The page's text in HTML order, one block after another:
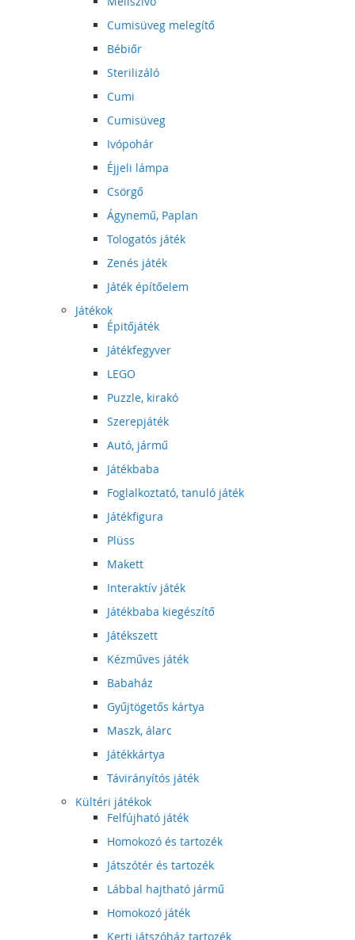
Cumisüveg melegítő
Bébiőr
Sterilizáló
Cumi
Cumisüveg
Ivópohár
Éjjeli lámpa
Csörgő
Ágynemű, Paplan
Tologatós játék
Zenés játék
Játék építőelem
Játékok
Épitőjáték
Játékfegyver
LEGO
Puzzle, kirakó
Szerepjáték
Autó, jármű
Játékbaba
Foglalkoztató, tanuló játék
Játékfigura
Plüss
Makett
Interaktív játék
Játékbaba kiegészítő
Játékszett
Kézműves játék
Babaház
Gyűjtögetős kártya
Maszk, álarc
Játékkártya
Távirányítós játék
Kültéri játékok
Felfújható játék
Homokozó és tartozék
Játszótér és tartozék
Lábbal hajtható jármű
Homokozó játék
Kerti játszóház tartozék